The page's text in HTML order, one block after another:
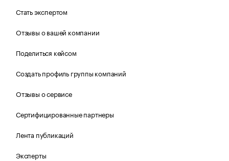
Стать экспертом
Отзывы о вашей компании
Поделиться кейсом
Создать профиль группы компаний
Отзывы о сервисе
Сертифицированные партнеры
Лента публикаций
Эксперты